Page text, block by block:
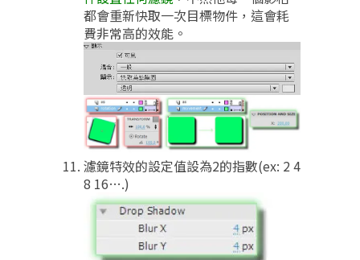
都會重新快取一次目標物件，這會耗
費非常高的效能。
濾鏡特效的設定值設為2的指數(ex: 2 4
8 16….)